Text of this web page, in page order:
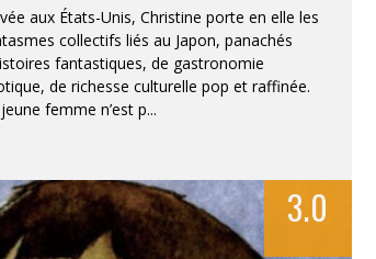
aux États-Unis, Christine porte en elle les
collectifs liés au Japon, panachés
fantastiques, de gastronomie
de richesse culturelle pop et raffinée.
femme n’est p...
3.0